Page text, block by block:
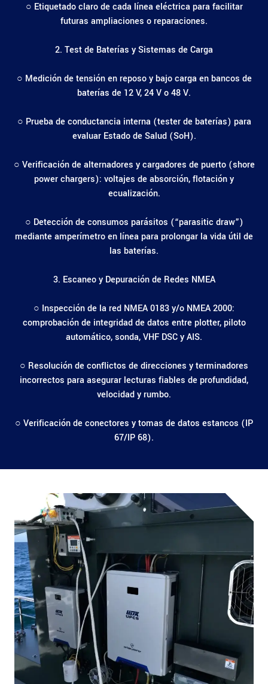
○ Etiquetado claro de cada línea eléctrica para facilitar
futuras ampliaciones o reparaciones.
2. Test de Baterías y Sistemas de Carga
○ Medición de tensión en reposo y bajo carga en bancos de
baterías de 12 V, 24 V o 48 V.
○ Prueba de conductancia interna (tester de baterías) para
evaluar Estado de Salud (SoH).
○ Verificación de alternadores y cargadores de puerto (shore
power chargers): voltajes de absorción, flotación y
ecualización.
○ Detección de consumos parásitos (“parasitic draw”)
mediante amperímetro en línea para prolongar la vida útil de
las baterías.
3. Escaneo y Depuración de Redes NMEA
○ Inspección de la red NMEA 0183 y/o NMEA 2000:
comprobación de integridad de datos entre plotter, piloto
automático, sonda, VHF DSC y AIS.
○ Resolución de conflictos de direcciones y terminadores
incorrectos para asegurar lecturas fiables de profundidad,
velocidad y rumbo.
○ Verificación de conectores y tomas de datos estancos (IP
67/IP 68).